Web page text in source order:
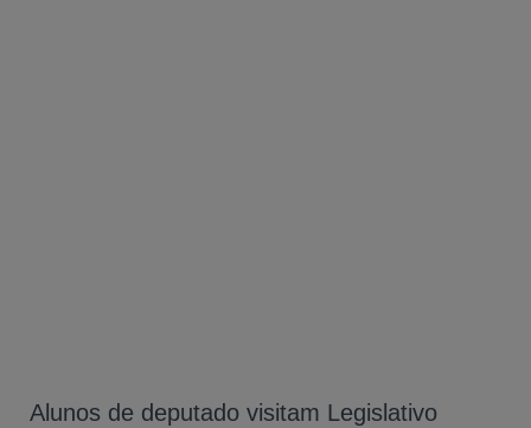
Alunos de deputado visitam Legislativo